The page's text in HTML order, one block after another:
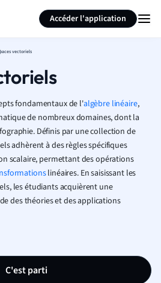
Accéder l'application
vectoriels
fondamentaux de l'algèbre linéaire,
de nombreux domaines, dont la
Définis par une collection de
adhèrent à des règles spécifiques
scalaire, permettant des opérations
linéaires. En saisissant les
les étudiants acquièrent une
des théories et des applications
C'est parti
Résumer la page